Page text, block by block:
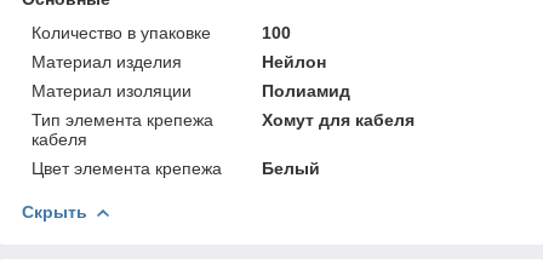
Количество в упаковке
100
Материал изделия
Нейлон
Материал изоляции
Полиамид
Тип элемента крепежа
кабеля
Хомут для кабеля
Цвет элемента крепежа Белый
Скрыть